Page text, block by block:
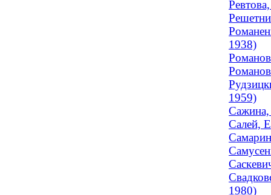
1938)
1959)
Сажина,
Салей,
1980)